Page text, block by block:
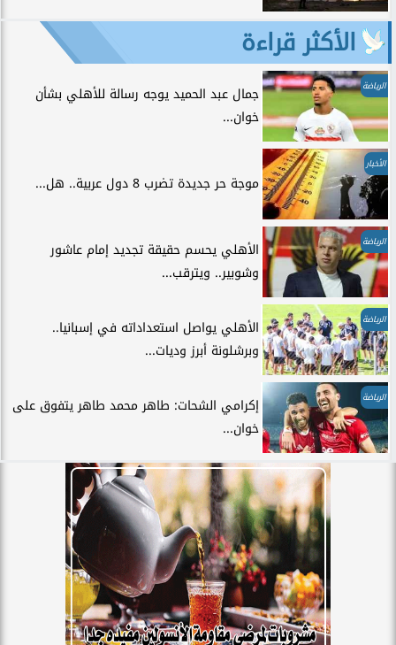
الأكثر قراءة
الرياضة
جمال عبد الحميد يوجه رسالة للأهلي بشأن
خوان...
الأخبار
موجة حر جديدة تضرب 8 دول عربية.. هل...
الرياضة
الأهلي يحسم حقيقة تجديد إمام عاشور
وشوبير.. ويترقب...
الرياضة
الأهلي يواصل استعداداته في إسبانيا..
وبرشلونة أبرز وديات...
الرياضة
إكرامي الشحات: طاهر محمد طاهر يتفوق على
خوان...